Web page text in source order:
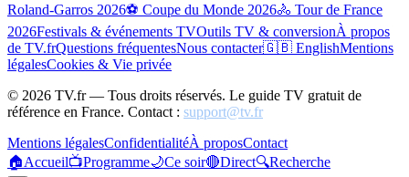
Roland-Garros 2026⚽ Coupe du Monde 2026🚴 Tour de France
2026Festivals & événements TVOutils TV & conversionÀ propos
de TV.frQuestions fréquentesNous contacter🇬🇧 EnglishMentions
légalesCookies & Vie privée
© 2026 TV.fr — Tous droits réservés. Le guide TV gratuit de
référence en France. Contact : support@tv.fr
Mentions légalesConfidentialitéÀ proposContact
🏠Accueil📺Programme🌙Ce soir🔴Direct🔍Recherche